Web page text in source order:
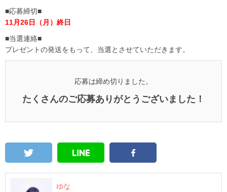
■応募締切■
11月26日（月）終日
■当選連絡■
プレゼントの発送をもって、当選とさせていただきます。
応募は締め切りました。
たくさんのご応募ありがとうございました！
ゆな